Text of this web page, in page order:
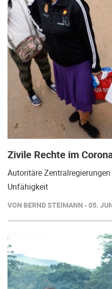
Zivile Rechte im
Autoritäre
Unfähigkeit
VON BERND STEIMANN - 05.